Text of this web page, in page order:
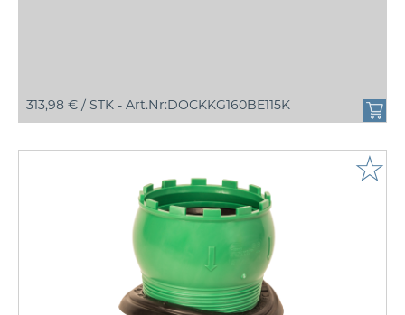
313,98 € / STK - Art.Nr:DOCKKG160BE115K
☆